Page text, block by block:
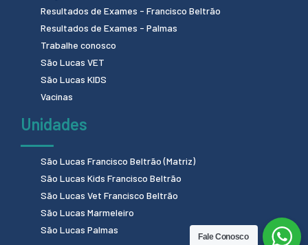
Resultados de Exames - Francisco Beltrão
Resultados de Exames - Palmas
Trabalhe conosco
São Lucas VET
São Lucas KIDS
Vacinas
Unidades
São Lucas Francisco Beltrão (Matriz)
São Lucas Kids Francisco Beltrão
São Lucas Vet Francisco Beltrão
São Lucas Marmeleiro
São Lucas Palmas
Fale Conosco